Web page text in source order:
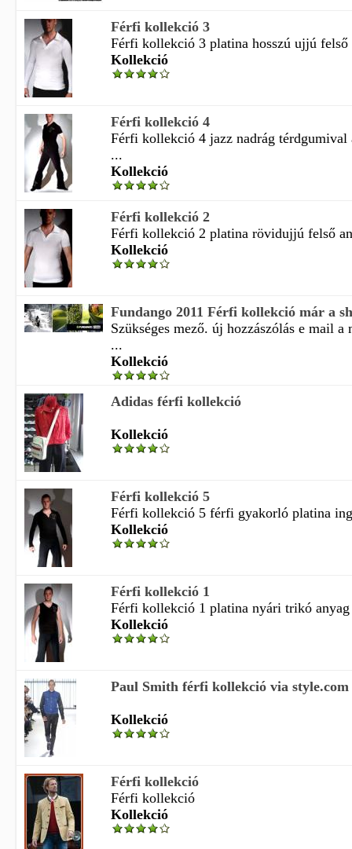
Férfi kollekció 3
Férfi kollekció 3 platina hosszú ujjú felső
Kollekció
Férfi kollekció 4
Férfi kollekció 4 jazz nadrág térdgumival
...
Kollekció
Férfi kollekció 2
Férfi kollekció 2 platina rövidujjú felső
Kollekció
Fundango 2011 Férfi kollekció már a
Szükséges mező. új hozzászólás e mail a
...
Kollekció
Adidas férfi kollekció
Kollekció
Férfi kollekció 5
Férfi kollekció 5 férfi gyakorló platina
Kollekció
Férfi kollekció 1
Férfi kollekció 1 platina nyári trikó
Kollekció
Paul Smith férfi kollekció via style.com
Kollekció
Férfi kollekció
Férfi kollekció
Kollekció